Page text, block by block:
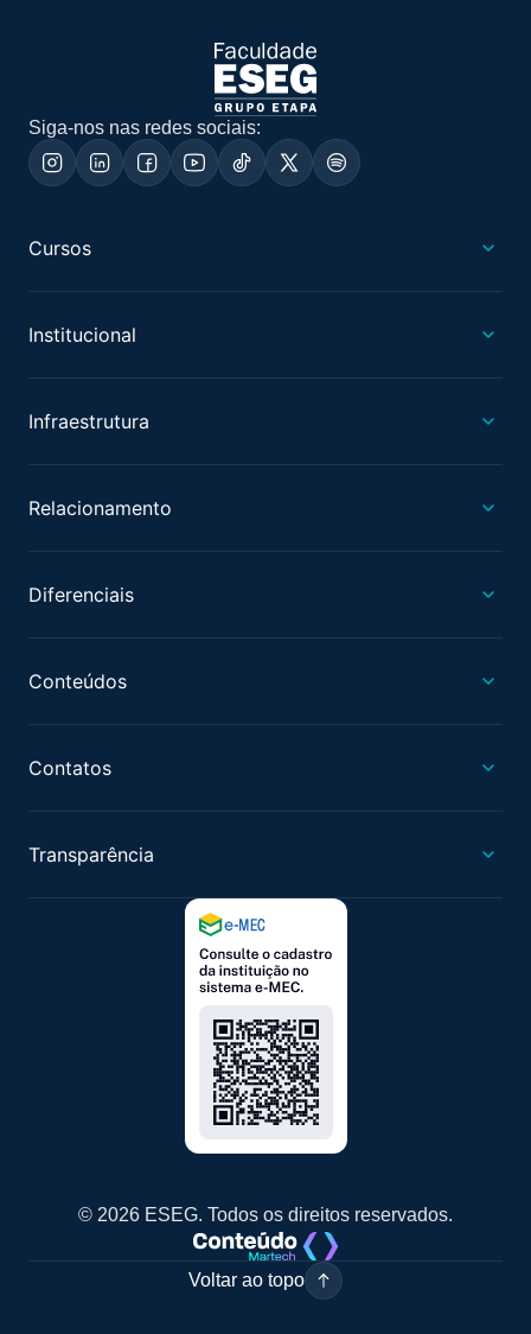
Siga-nos nas redes sociais:
Cursos
Institucional
Infraestrutura
Relacionamento
Diferenciais
Conteúdos
Contatos
Transparência
© 2026 ESEG. Todos os direitos reservados.
Voltar ao topo